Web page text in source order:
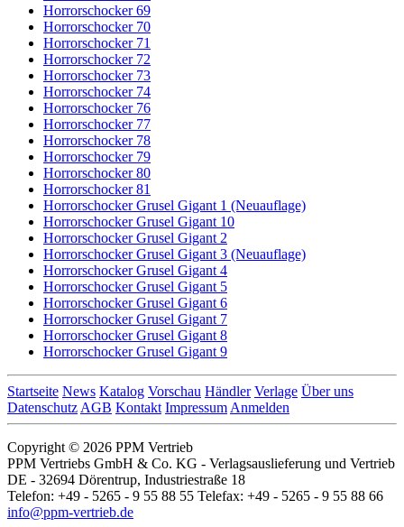
Horrorschocker 69
Horrorschocker 70
Horrorschocker 71
Horrorschocker 72
Horrorschocker 73
Horrorschocker 74
Horrorschocker 76
Horrorschocker 77
Horrorschocker 78
Horrorschocker 79
Horrorschocker 80
Horrorschocker 81
Horrorschocker Grusel Gigant 1 (Neuauflage)
Horrorschocker Grusel Gigant 10
Horrorschocker Grusel Gigant 2
Horrorschocker Grusel Gigant 3 (Neuauflage)
Horrorschocker Grusel Gigant 4
Horrorschocker Grusel Gigant 5
Horrorschocker Grusel Gigant 6
Horrorschocker Grusel Gigant 7
Horrorschocker Grusel Gigant 8
Horrorschocker Grusel Gigant 9
Startseite News Katalog Vorschau Händler Verlage Über uns
Datenschutz AGB Kontakt Impressum Anmelden
Copyright © 2026 PPM Vertrieb
PPM Vertriebs GmbH & Co. KG - Verlagsauslieferung und Vertrieb
DE - 32694 Dörentrup, Industriestraße 18
Telefon: +49 - 5265 - 9 55 88 55 Telefax: +49 - 5265 - 9 55 88 66
info@ppm-vertrieb.de